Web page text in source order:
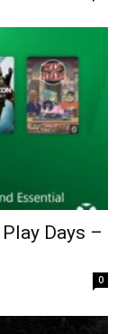
Days –
0